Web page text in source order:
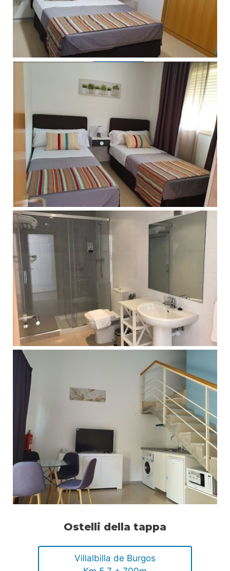
Ostelli della tappa
Villalbilla de Burgos